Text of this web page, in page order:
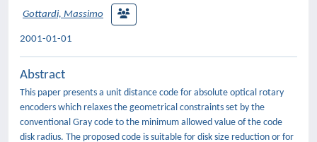
Gottardi, Massimo
2001-01-01
Abstract
This paper presents a unit distance code for absolute optical rotary
encoders which relaxes the geometrical constraints set by the
conventional Gray code to the minimum allowed value of the code
disk radius. The proposed code is suitable for disk size reduction or for